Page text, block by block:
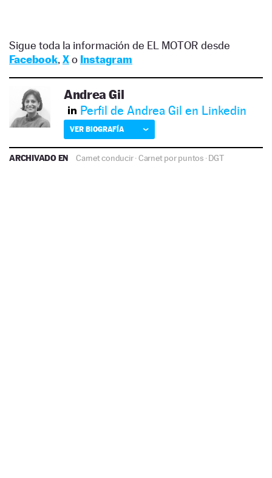
Sigue toda la información de EL MOTOR desde
Facebook, Xo Instagram
Andrea Gil
Perfil de Andrea Gil en Linkedin
VER BIOGRAFÍA
ARCHIVADO EN Carnet conducir·Carnet por puntos·DGT